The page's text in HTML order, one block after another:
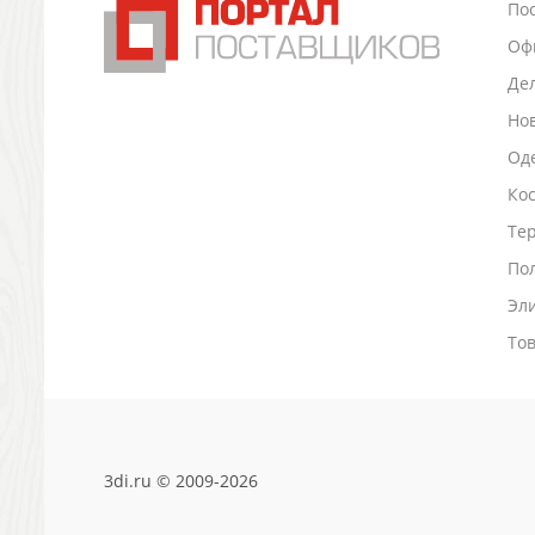
Промо
Антистрессы
Визитницы настольные
3di.ru © 2009-2026